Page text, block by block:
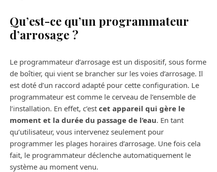
Qu’est-ce qu’un programmateur
d’arrosage ?
Le programmateur d’arrosage est un dispositif, sous forme
de boîtier, qui vient se brancher sur les voies d’arrosage. Il
est doté d’un raccord adapté pour cette configuration. Le
programmateur est comme le cerveau de l’ensemble de
l’installation. En effet, c’est cet appareil qui gère le
moment et la durée du passage de l’eau. En tant
qu’utilisateur, vous intervenez seulement pour
programmer les plages horaires d’arrosage. Une fois cela
fait, le programmateur déclenche automatiquement le
système au moment venu.